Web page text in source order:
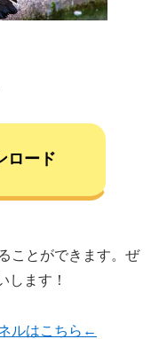
ロード
ことができます。ぜ
します！
ルはこちら←